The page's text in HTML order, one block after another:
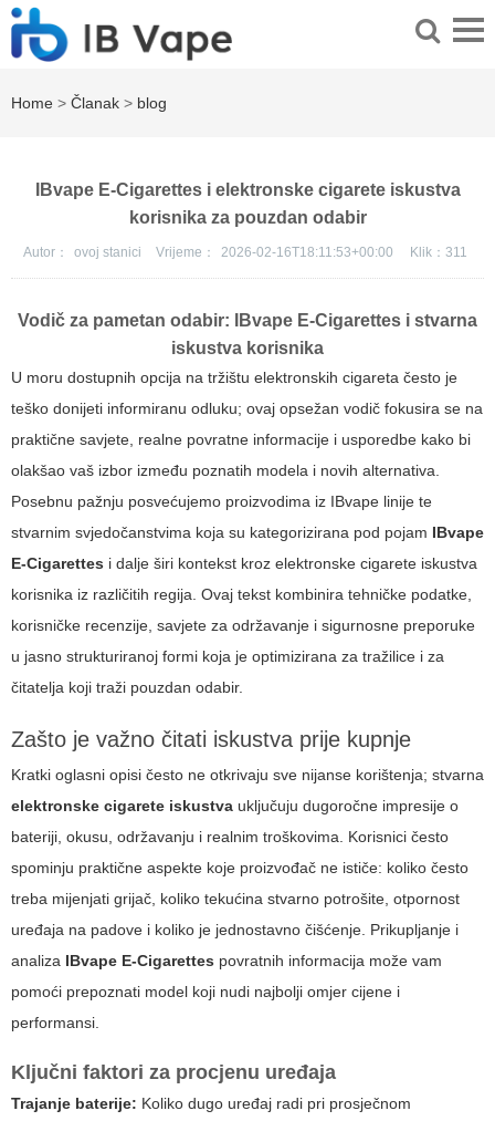
Home > Članak > blog
IBvape E-Cigarettes i elektronske cigarete iskustva
korisnika za pouzdan odabir
Autor： ovoj stanici Vrijeme： 2026-02-16T18:11:53+00:00 Klik： 311
Vodič za pametan odabir: IBvape E-Cigarettes i stvarna
iskustva korisnika
U moru dostupnih opcija na tržištu elektronskih cigareta često je
teško donijeti informiranu odluku; ovaj opsežan vodič fokusira se na
praktične savjete, realne povratne informacije i usporedbe kako bi
olakšao vaš izbor između poznatih modela i novih alternativa.
Posebnu pažnju posvećujemo proizvodima iz IBvape linije te
stvarnim svjedočanstvima koja su kategorizirana pod pojam IBvape
E-Cigarettes i dalje širi kontekst kroz elektronske cigarete iskustva
korisnika iz različitih regija. Ovaj tekst kombinira tehničke podatke,
korisničke recenzije, savjete za održavanje i sigurnosne preporuke
u jasno strukturiranoj formi koja je optimizirana za tražilice i za
čitatelja koji traži pouzdan odabir.
Zašto je važno čitati iskustva prije kupnje
Kratki oglasni opisi često ne otkrivaju sve nijanse korištenja; stvarna
elektronske cigarete iskustva uključuju dugoročne impresije o
bateriji, okusu, održavanju i realnim troškovima. Korisnici često
spominju praktične aspekte koje proizvođač ne ističe: koliko često
treba mijenjati grijač, koliko tekućina stvarno potrošite, otpornost
uređaja na padove i koliko je jednostavno čišćenje. Prikupljanje i
analiza IBvape E-Cigarettes povratnih informacija može vam
pomoći prepoznati model koji nudi najbolji omjer cijene i
performansi.
Ključni faktori za procjenu uređaja
Trajanje baterije: Koliko dugo uređaj radi pri prosječnom